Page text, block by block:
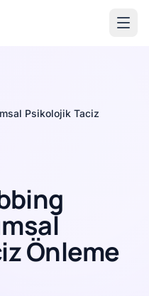
Psikolojik Taciz
Önleme